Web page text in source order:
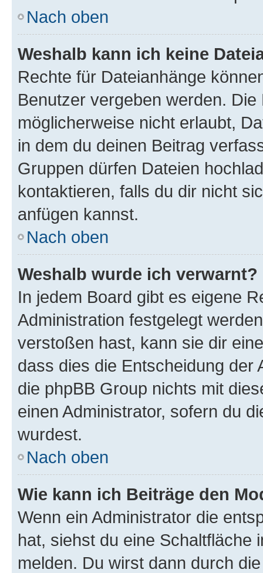
Nach oben
Weshalb kann ich keine
Rechte für Dateianhänge
Benutzer vergeben werden.
möglicherweise nicht erlaubt,
in dem du deinen Beitrag
Gruppen dürfen Dateien
kontaktieren, falls du dir nicht
anfügen kannst.
Nach oben
Weshalb wurde ich verwarnt?
In jedem Board gibt es eigene
Administration festgelegt
verstoßen hast, kann sie dir
dass dies die Entscheidung der
die phpBB Group nichts mit
einen Administrator, sofern du
wurdest.
Nach oben
Wie kann ich Beiträge den
Wenn ein Administrator die
hat, siehst du eine Schaltfläche
melden. Du wirst dann durch